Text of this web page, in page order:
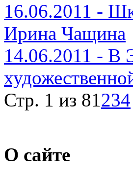
16.06.2011 -
Ирина Чащина
14.06.2011 - В
Стр. 1 из 81234
О сайте